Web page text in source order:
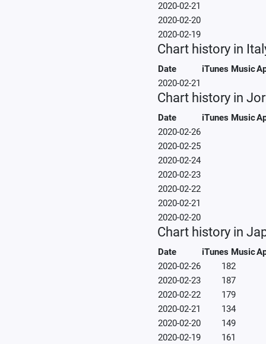
2020-02-21
2020-02-20
2020-02-19
Chart history in
Date iTunes Music
2020-02-21
Chart history in
Date iTunes Music
2020-02-26
2020-02-25
2020-02-24
2020-02-23
2020-02-22
2020-02-21
2020-02-20
Chart history in
Date iTunes Music
2020-02-26
182
2020-02-23
187
2020-02-22
179
2020-02-21
134
2020-02-20
149
2020-02-19
161